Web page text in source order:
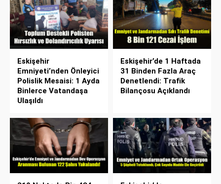
Eskişehir
Emniyeti’nden Önleyici
Polislik Mesaisi: 1 Ayda
Binlerce Vatandaşa
Ulaşıldı
Eskişehir’de 1 Haftada
31 Binden Fazla Araç
Denetlendi: Trafik
Bilançosu Açıklandı